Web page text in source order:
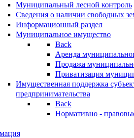
Муниципальный лесной контроль
Сведения о наличии свободных
Информационный раздел
Муниципальное имущество
Back
Аренда
Продажа
Приватизация
Имущественная поддержка
предпринимательства
Back
Нормативно -